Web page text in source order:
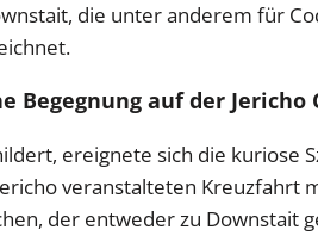
die unter anderem für
Begegnung auf der Jericho
ereignete sich die kuriose
veranstalteten Kreuzfahrt
der entweder zu Downstait